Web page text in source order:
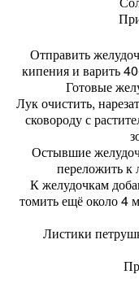
Отправить
кипения и варить
Готовые
Лук очистить,
сковороду с
Остывшие
переложить к
К желудочкам
томить ещё около 4
Листики